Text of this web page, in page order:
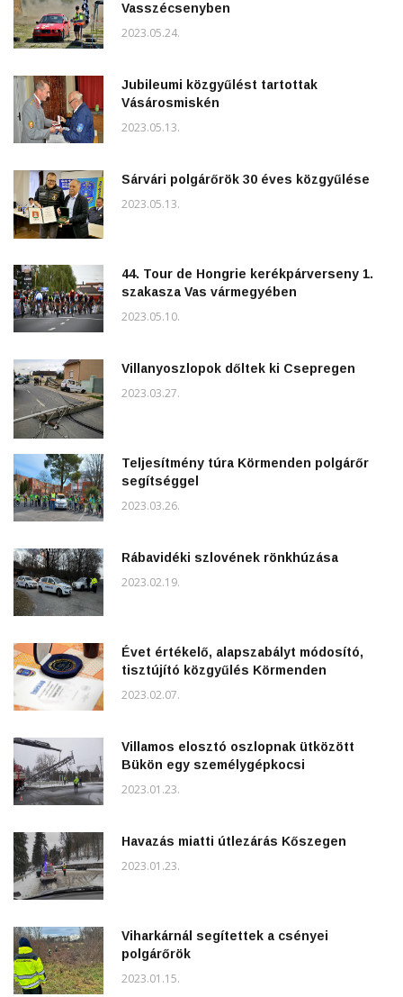
Vasszécsenyben
2023.05.24.
Jubileumi közgyűlést tartottak
Vásárosmiskén
2023.05.13.
Sárvári polgárőrök 30 éves közgyűlése
2023.05.13.
44. Tour de Hongrie kerékpárverseny 1.
szakasza Vas vármegyében
2023.05.10.
Villanyoszlopok dőltek ki Csepregen
2023.03.27.
Teljesítmény túra Körmenden polgárőr
segítséggel
2023.03.26.
Rábavidéki szlovének rönkhúzása
2023.02.19.
Évet értékelő, alapszabályt módosító,
tisztújító közgyűlés Körmenden
2023.02.07.
Villamos elosztó oszlopnak ütközött
Bükön egy személygépkocsi
2023.01.23.
Havazás miatti útlezárás Kőszegen
2023.01.23.
Viharkárnál segítettek a csényei
polgárőrök
2023.01.15.